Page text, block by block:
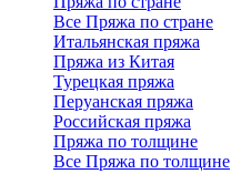
Все Пряжа по стране
Итальянская пряжа
Пряжа из Китая
Турецкая пряжа
Перуанская пряжа
Российская пряжа
Пряжа по толщине
Все Пряжа по толщине